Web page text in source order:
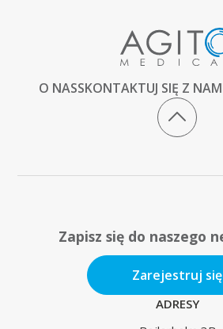
O NASSKONTAKTUJ SIĘ Z
Zapisz się do naszego
Zarejestruj się
ADRESY